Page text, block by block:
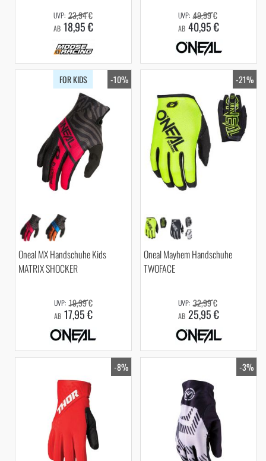
AB 18,95 €
23,94 €
AB 40,95 €
49,99 €
-10%
FOR KIDS
Oneal MX Handschuhe Kids
MATRIX SHOCKER
AB 17,95 €
19,99 €
-21%
Oneal Mayhem Handschuhe
TWOFACE
AB 25,95 €
32,99 €
-8% -3%